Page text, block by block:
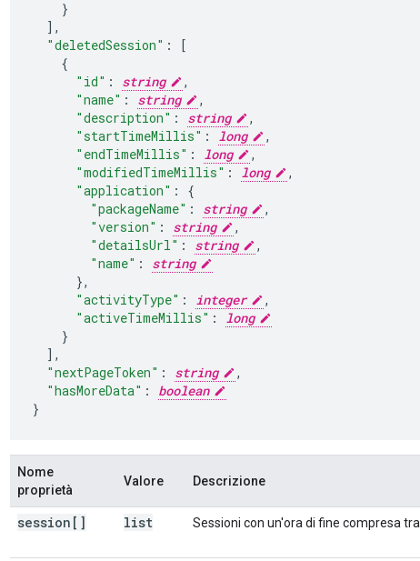
],
"deletedSession" :
[
"id" : string
,
"name" : string
,
"description" : string
,
"startTimeMillis" : long
,
"endTimeMillis" : long
,
"modifiedTimeMillis" : long
,
"application" :
"packageName" : string
,
"version" : string
,
"detailsUrl" : string
,
"name" :
string
},
"activityType" : integer
,
"activeTimeMillis" :
long
],
"nextPageToken" : string
,
"hasMoreData" :
boolean
}
Nome
proprietà
Valore Descrizione
session[] list Sessioni con un'ora di fine compresa tra